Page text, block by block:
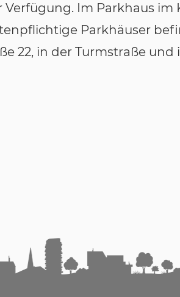
Im Parkhaus im
Parkhäuser
22, in der Turmstraße und